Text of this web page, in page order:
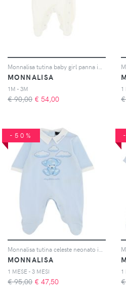
MONNALISA
1M - 3M
€ 90,00 € 54,00
1
-50%
MONNALISA
1 MESE - 3 MESI
€ 95,00 € 47,50
1